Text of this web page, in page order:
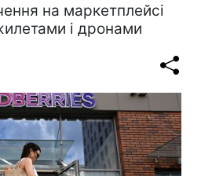
на маркетплейсі
і дронами